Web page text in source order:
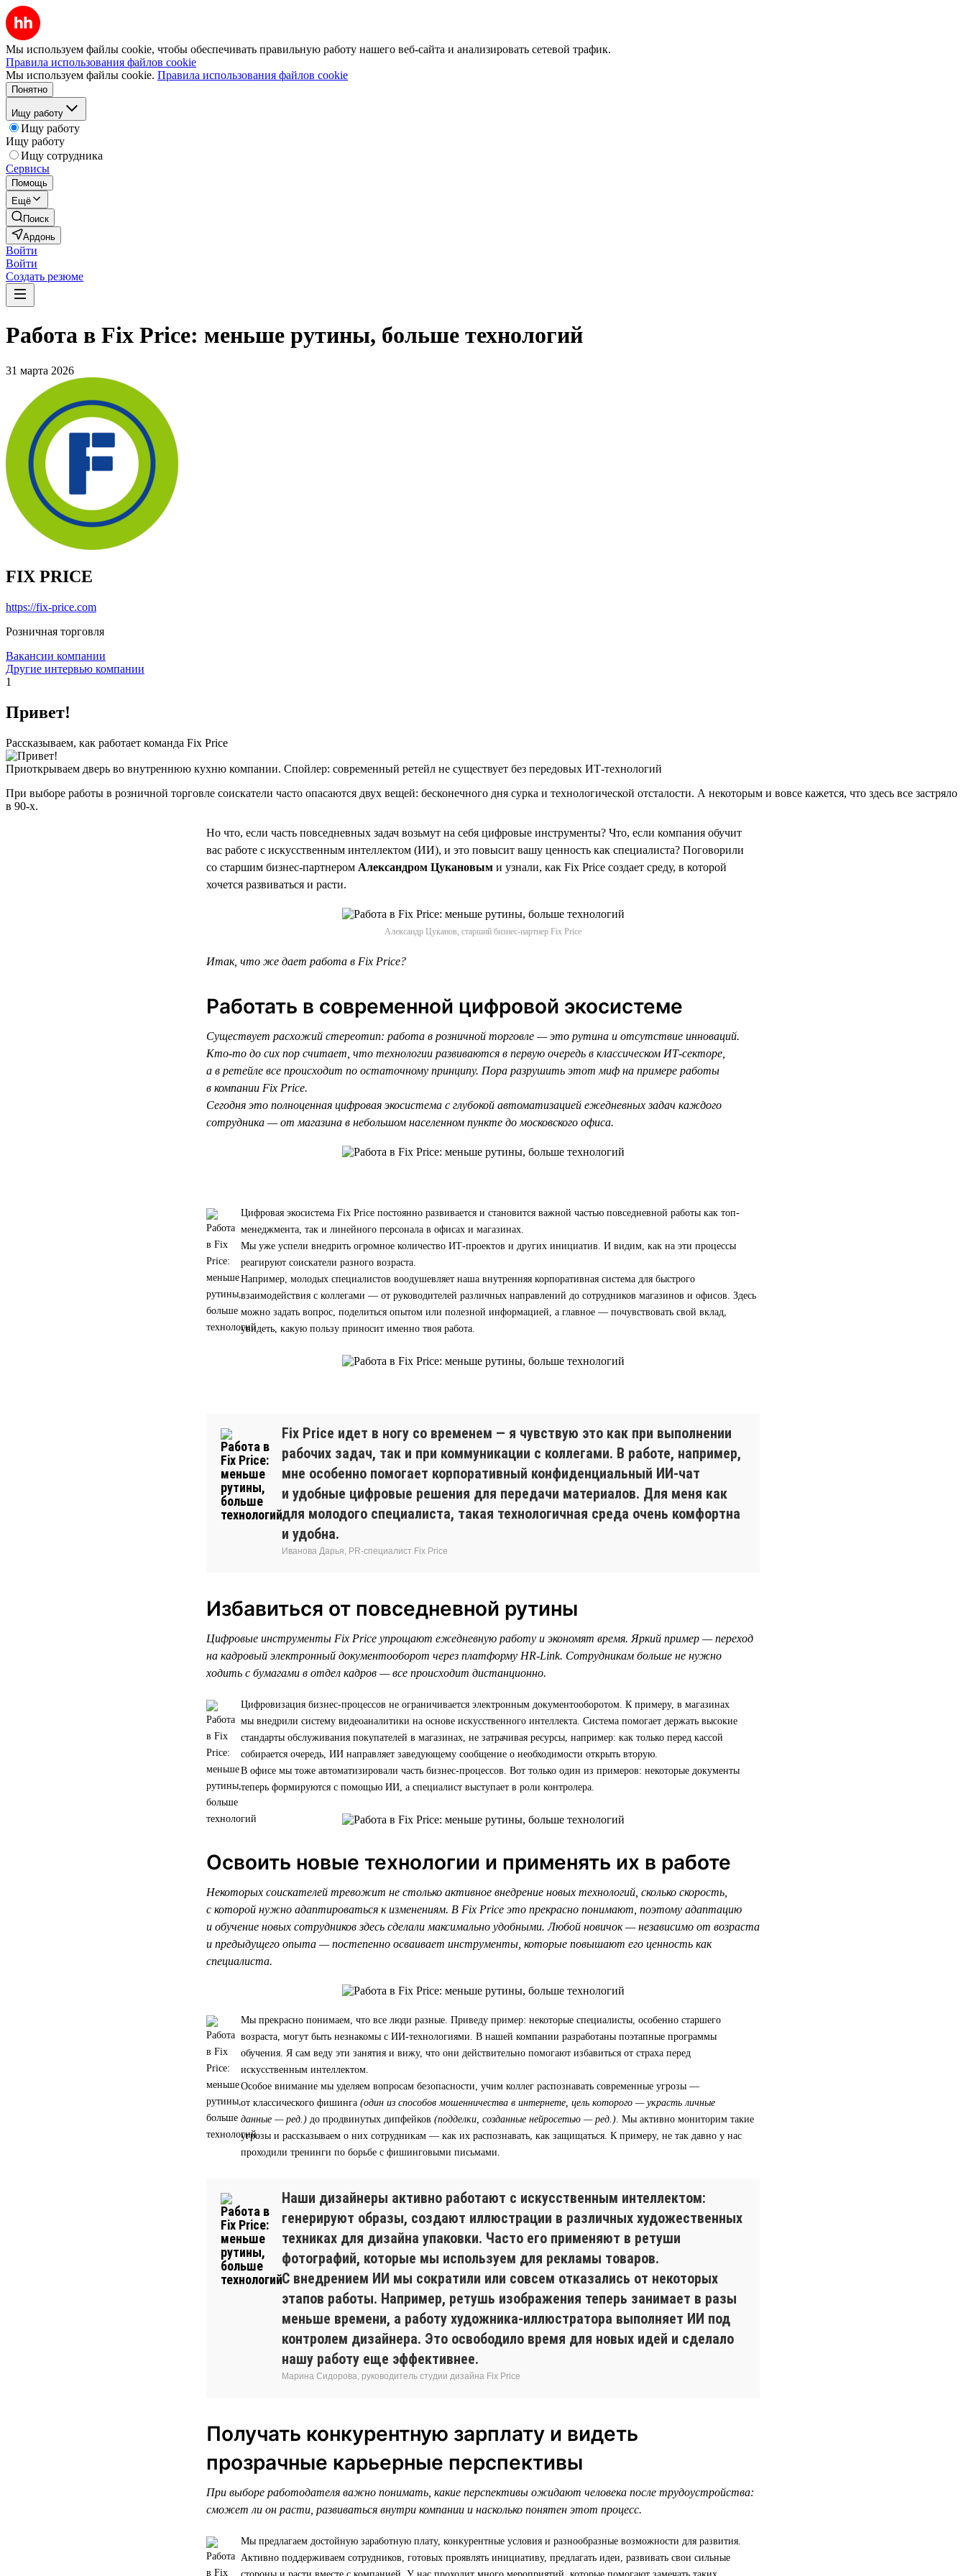
Мы используем файлы cookie, чтобы обеспечивать правильную работу нашего веб-сайта и анализировать сетевой трафик.
Правила использования файлов cookie
Мы используем файлы cookie. Правила использования файлов cookie
Понятно
Ищу работу
Ищу работу
Ищу работу
Ищу сотрудника
Сервисы
Помощь
Ещё
Поиск
Ардонь
Войти
Войти
Создать резюме
Работа в Fix Price: меньше рутины, больше технологий
31 марта 2026
FIX PRICE
https://fix-price.com
Розничная торговля
Вакансии компании
Другие интервью компании
1
Привет!
Рассказываем, как работает команда Fix Price
Приоткрываем дверь во внутреннюю кухню компании. Спойлер: современный ретейл не существует без передовых ИТ-технологий
При выборе работы в розничной торговле соискатели часто опасаются двух вещей: бесконечного дня сурка и технологической отсталости. А некоторым и вовсе кажется, что здесь все застряло
в 90-х.
Но что, если часть повседневных задач возьмут на себя цифровые инструменты? Что, если компания обучит
вас работе с искусственным интеллектом (ИИ), и это повысит вашу ценность как специалиста? Поговорили
со старшим бизнес-партнером Александром Цукановым и узнали, как Fix Price создает среду, в которой
хочется развиваться и расти.
Александр Цуканов, старший бизнес-партнер Fix Price
Итак, что же дает работа в Fix Price?
Работать в современной цифровой экосистеме
Существует расхожий стереотип: работа в розничной торговле — это рутина и отсутствие инноваций.
Кто-то до сих пор считает, что технологии развиваются в первую очередь в классическом ИТ-секторе,
а в ретейле все происходит по остаточному принципу. Пора разрушить этот миф на примере работы
в компании Fix Price.
Сегодня это полноценная цифровая экосистема с глубокой автоматизацией ежедневных задач каждого
сотрудника — от магазина в небольшом населенном пункте до московского офиса.
Цифровая экосистема Fix Price постоянно развивается и становится важной частью повседневной работы как топ-
менеджмента, так и линейного персонала в офисах и магазинах.
Мы уже успели внедрить огромное количество ИТ-проектов и других инициатив. И видим, как на эти процессы
реагируют соискатели разного возраста.
Например, молодых специалистов воодушевляет наша внутренняя корпоративная система для быстрого
взаимодействия с коллегами — от руководителей различных направлений до сотрудников магазинов и офисов. Здесь
можно задать вопрос, поделиться опытом или полезной информацией, а главное — почувствовать свой вклад,
увидеть, какую пользу приносит именно твоя работа.
Fix Price идет в ногу со временем — я чувствую это как при выполнении
рабочих задач, так и при коммуникации с коллегами. В работе, например,
мне особенно помогает корпоративный конфиденциальный ИИ-чат
и удобные цифровые решения для передачи материалов. Для меня как
для молодого специалиста, такая технологичная среда очень комфортна
и удобна.
Иванова Дарья, PR-специалист Fix Price
Избавиться от повседневной рутины
Цифровые инструменты Fix Price упрощают ежедневную работу и экономят время. Яркий пример — переход
на кадровый электронный документооборот через платформу HR-Link. Сотрудникам больше не нужно
ходить с бумагами в отдел кадров — все происходит дистанционно.
Цифровизация бизнес-процессов не ограничивается электронным документооборотом. К примеру, в магазинах
мы внедрили систему видеоаналитики на основе искусственного интеллекта. Система помогает держать высокие
стандарты обслуживания покупателей в магазинах, не затрачивая ресурсы, например: как только перед кассой
собирается очередь, ИИ направляет заведующему сообщение о необходимости открыть вторую.
В офисе мы тоже автоматизировали часть бизнес-процессов. Вот только один из примеров: некоторые документы
теперь формируются с помощью ИИ, а специалист выступает в роли контролера.
Освоить новые технологии и применять их в работе
Некоторых соискателей тревожит не столько активное внедрение новых технологий, сколько скорость,
с которой нужно адаптироваться к изменениям. В Fix Price это прекрасно понимают, поэтому адаптацию
и обучение новых сотрудников здесь сделали максимально удобными. Любой новичок — независимо от возраста
и предыдущего опыта — постепенно осваивает инструменты, которые повышают его ценность как
специалиста.
Мы прекрасно понимаем, что все люди разные. Приведу пример: некоторые специалисты, особенно старшего
возраста, могут быть незнакомы с ИИ-технологиями. В нашей компании разработаны поэтапные программы
обучения. Я сам веду эти занятия и вижу, что они действительно помогают избавиться от страха перед
искусственным интеллектом.
Особое внимание мы уделяем вопросам безопасности, учим коллег распознавать современные угрозы —
от классического фишинга (один из способов мошенничества в интернете, цель которого — украсть личные
данные — ред.) до продвинутых дипфейков (подделки, созданные нейросетью — ред.) . Мы активно мониторим такие
угрозы и рассказываем о них сотрудникам — как их распознавать, как защищаться. К примеру, не так давно у нас
проходили тренинги по борьбе с фишинговыми письмами.
Наши дизайнеры активно работают с искусственным интеллектом:
генерируют образы, создают иллюстрации в различных художественных
техниках для дизайна упаковки. Часто его применяют в ретуши
фотографий, которые мы используем для рекламы товаров.
С внедрением ИИ мы сократили или совсем отказались от некоторых
этапов работы. Например, ретушь изображения теперь занимает в разы
меньше времени, а работу художника-иллюстратора выполняет ИИ под
контролем дизайнера. Это освободило время для новых идей и сделало
нашу работу еще эффективнее.
Марина Сидорова, руководитель студии дизайна Fix Price
Получать конкурентную зарплату и видеть
прозрачные карьерные перспективы
При выборе работодателя важно понимать, какие перспективы ожидают человека после трудоустройства:
сможет ли он расти, развиваться внутри компании и насколько понятен этот процесс.
Мы предлагаем достойную заработную плату, конкурентные условия и разнообразные возможности для развития.
Активно поддерживаем сотрудников, готовых проявлять инициативу, предлагать идеи, развивать свои сильные
стороны и расти вместе с компанией. У нас проходит много мероприятий, которые помогают замечать таких